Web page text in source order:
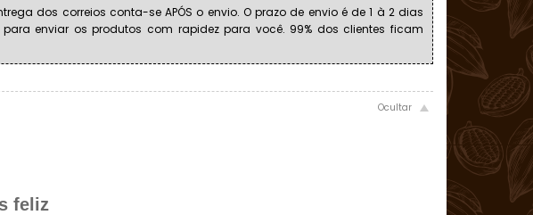
dos correios conta-se APÓS o envio. O prazo de envio é de 1 à 2 dias
para enviar os produtos com rapidez para você. 99% dos clientes ficam
feliz